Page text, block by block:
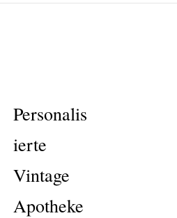
Personalis
ierte
Vintage
Apotheke